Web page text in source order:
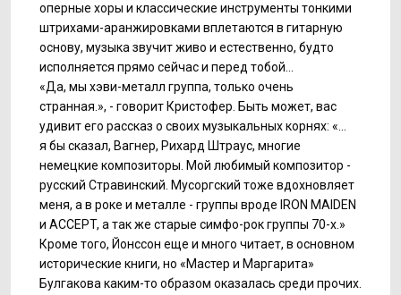
оперные хоры и классические инструменты тонкими
штрихами-аранжировками вплетаются в гитарную
основу, музыка звучит живо и естественно, будто
исполняется прямо сейчас и перед тобой…
«Да, мы хэви-металл группа, только очень
странная.», - говорит Кристофер. Быть может, вас
удивит его рассказ о своих музыкальных корнях: «…
я бы сказал, Вагнер, Рихард Штраус, многие
немецкие композиторы. Мой любимый композитор -
русский Стравинский. Мусоргский тоже вдохновляет
меня, а в роке и металле - группы вроде IRON MAIDEN
и ACCEPT, а так же старые симфо-рокгруппы 70-х.»
Кроме того, Йонссон еще и много читает, в основном
исторические книги, но «Мастер и Маргарита»
Булгакова каким-то образом оказалась среди прочих.